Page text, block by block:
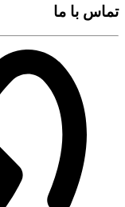
تماس با ما